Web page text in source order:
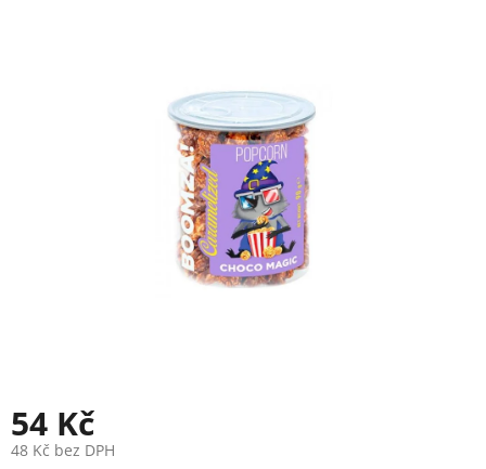
54 Kč
48 Kč bez DPH